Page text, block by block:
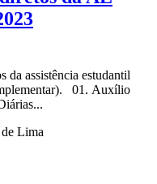
da assistência estudantil
01. Auxílio
Lima